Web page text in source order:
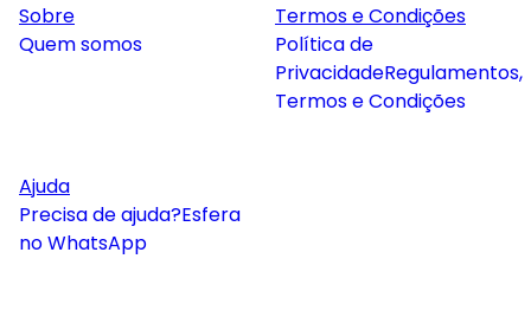
Sobre
Quem somos
Termos e Condições
Política de
PrivacidadeRegulamentos,
Termos e Condições
Ajuda
Precisa de ajuda?Esfera
no WhatsApp